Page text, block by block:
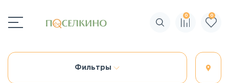
Поиск по сайту
0 0
Фильтры